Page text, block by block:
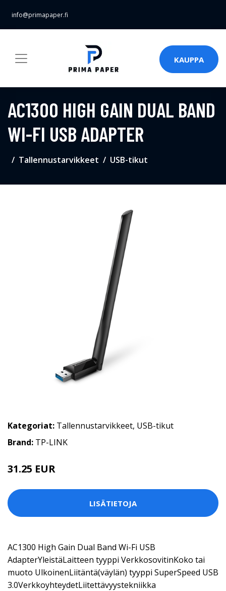
info@primapaper.fi
KAUPPA
AC1300 HIGH GAIN DUAL BAND
WI-FI USB ADAPTER
Tallennustarvikkeet USB-tikut
Kategoriat: Tallennustarvikkeet, USB-tikut
Brand: TP-LINK
31.25 EUR
LISÄTIETOJA
AC1300 High Gain Dual Band Wi-Fi USB
AdapterYleistäLaitteen tyyppi VerkkosovitinKoko tai
muoto UlkoinenLiitäntä(väylän) tyyppi SuperSpeed USB
3.0VerkkoyhteydetLiitettävyystekniikka